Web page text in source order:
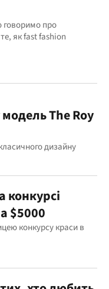
говоримо про
як fast fashion
The Roy
дизайну
конкурсі
$5000
конкурсу краси в